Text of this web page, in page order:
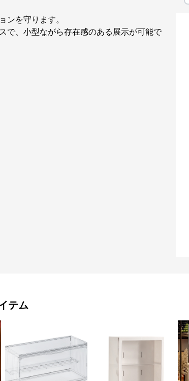
ンを守ります。
で、小型ながら存在感のある展示が可能で
テム